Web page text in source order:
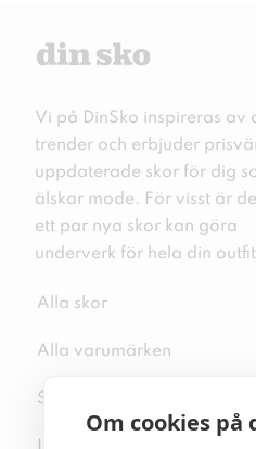
Om cookies
Vi på DinSko inspireras av
trender och erbjuder
uppdaterade skor för dig
älskar mode. För visst är
ett par nya skor kan göra
underverk för hela din
Alla skor
Alla varumärken
Sitemap